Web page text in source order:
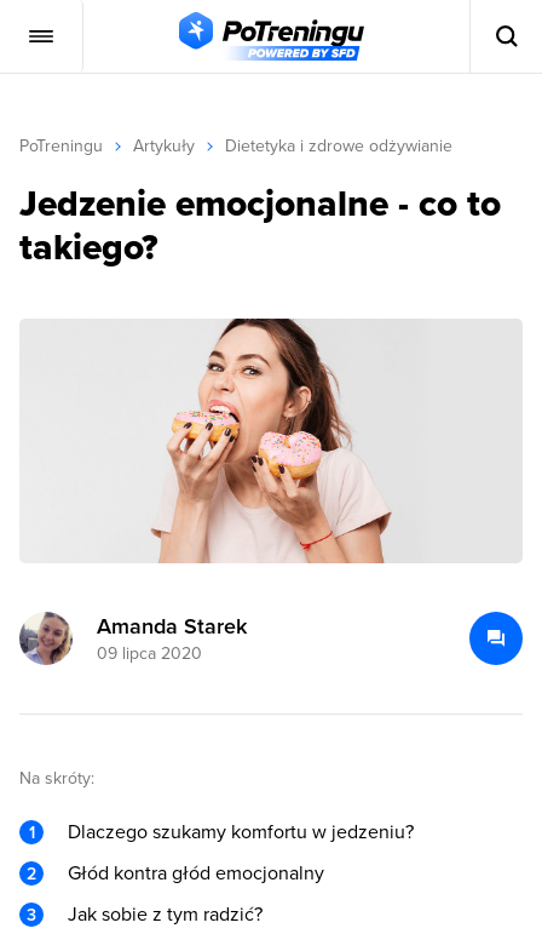
PoTreningu Artykuły Dietetyka i zdrowe odżywianie
Jedzenie emocjonalne - co to
takiego?
Amanda Starek
09 lipca 2020
Na skróty:
Dlaczego szukamy komfortu w jedzeniu?
Głód kontra głód emocjonalny
Jak sobie z tym radzić?